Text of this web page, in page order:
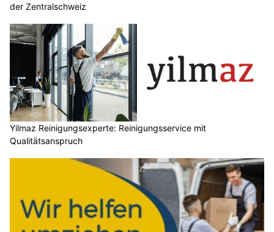
der Zentralschweiz
Yilmaz Reinigungsexperte: Reinigungsservice mit
Qualitätsanspruch